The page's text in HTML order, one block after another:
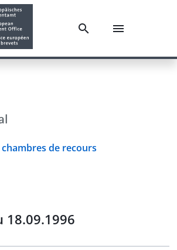
de recours
18.09.1996